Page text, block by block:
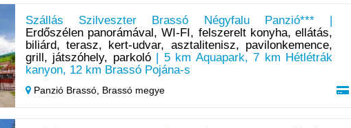
Szállás Szilveszter Brassó Négyfalu Panzió*** |
Erdőszélen panorámával, WI-FI, felszerelt konyha, ellátás,
biliárd, terasz, kert-udvar, asztalitenisz, pavilonkemence,
grill, játszóhely, parkoló| 5 km Aquapark, 7 km Hétlétrák
kanyon, 12 km Brassó Pojána-s
Panzió Brassó, Brassó megye